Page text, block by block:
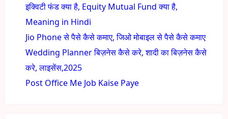
इक्विटी फंड क्या है, Equity Mutual Fund क्या है,
Meaning in Hindi
Jio Phone से पैसे कैसे कमाए, जिओ मोबाइल से पैसे कैसे कमाए
Wedding Planner बिज़नेस कैसे करे, शादी का बिज़नेस कैसे
करे, लाइसेंस,2025
Post Office Me Job Kaise Paye